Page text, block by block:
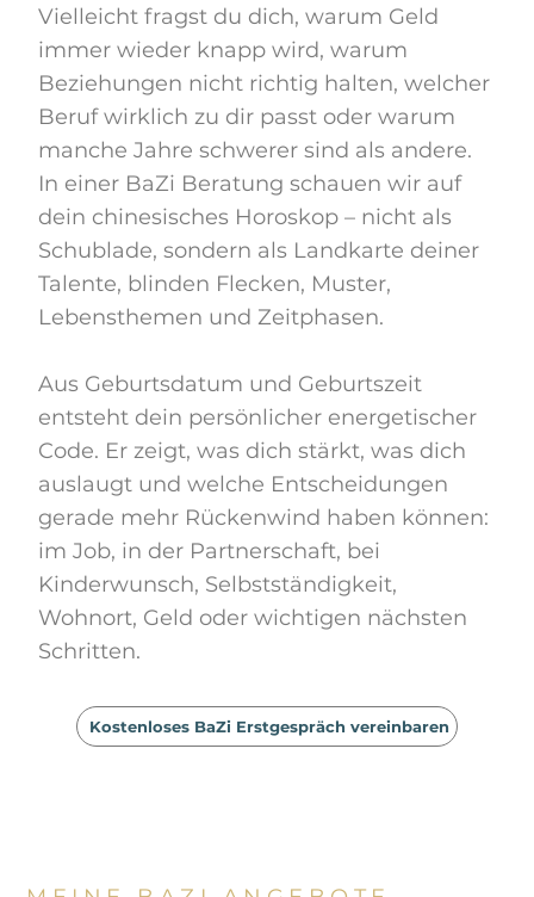
Vielleicht fragst du dich, warum Geld
immer wieder knapp wird, warum
Beziehungen nicht richtig halten, welcher
Beruf wirklich zu dir passt oder warum
manche Jahre schwerer sind als andere.
In einer BaZi Beratung schauen wir auf
dein chinesisches Horoskop – nicht als
Schublade, sondern als Landkarte deiner
Talente, blinden Flecken, Muster,
Lebensthemen und Zeitphasen.
Aus Geburtsdatum und Geburtszeit
entsteht dein persönlicher energetischer
Code. Er zeigt, was dich stärkt, was dich
auslaugt und welche Entscheidungen
gerade mehr Rückenwind haben können:
im Job, in der Partnerschaft, bei
Kinderwunsch, Selbstständigkeit,
Wohnort, Geld oder wichtigen nächsten
Schritten.
Kostenloses BaZi Erstgespräch vereinbaren